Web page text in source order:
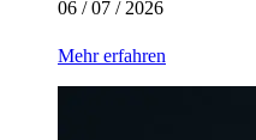
06 / 07 / 2026
Mehr erfahren